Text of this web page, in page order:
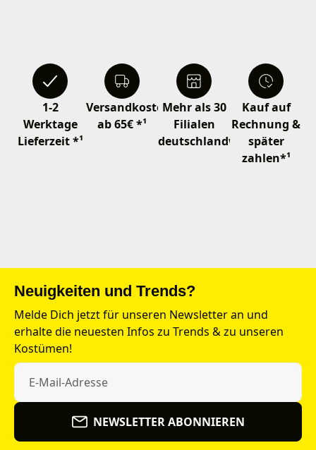
1-2
Werktage
Lieferzeit *¹
Versandkostenfrei
ab 65€ *¹
Mehr als 30
Filialen
deutschlandweit
Kauf auf
Rechnung &
später
zahlen*¹
Neuigkeiten und Trends?
Melde Dich jetzt für unseren Newsletter an und
erhalte die neuesten Infos zu Trends & zu unseren
Kostümen!
NEWSLETTER ABONNIEREN